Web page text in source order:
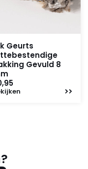
Geurts
Gevuld 8